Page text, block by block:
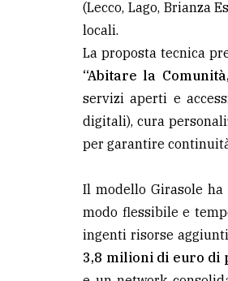
(Lecco, Lago, Brianza
locali.
La proposta tecnica
“Abitare la
servizi aperti e
digitali), cura
per garantire
Il modello Girasole
modo flessibile e
ingenti risorse
3,8 milioni di euro